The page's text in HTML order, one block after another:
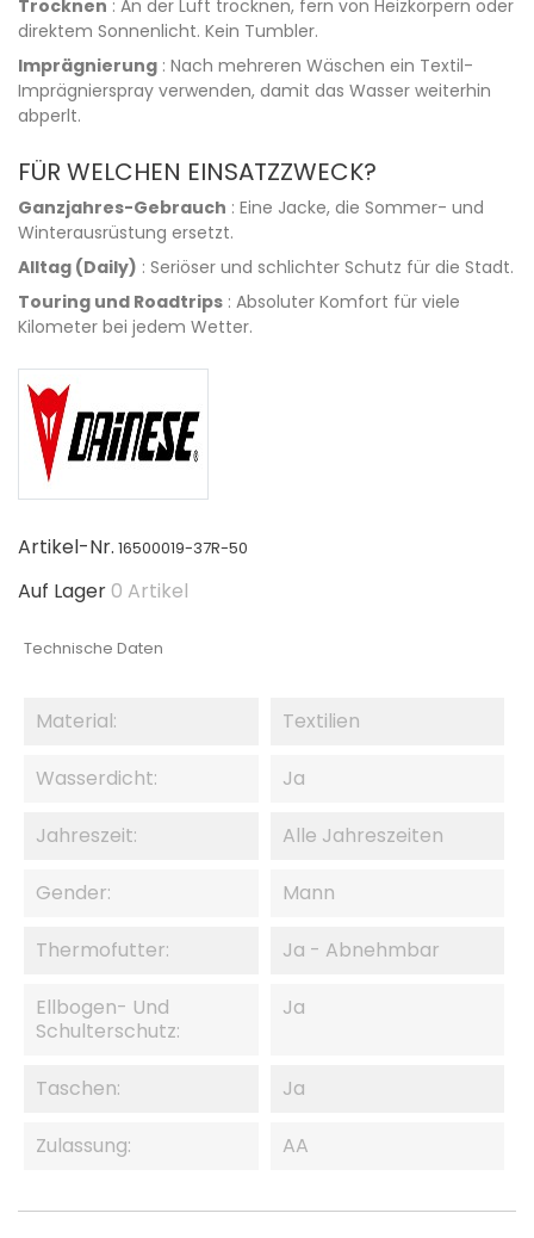
Trocknen : An der Luft trocknen, fern von Heizkörpern oder
direktem Sonnenlicht. Kein Tumbler.
Imprägnierung : Nach mehreren Wäschen ein Textil-
Imprägnierspray verwenden, damit das Wasser weiterhin
abperlt.
FÜR WELCHEN EINSATZZWECK?
Ganzjahres-Gebrauch : Eine Jacke, die Sommer- und
Winterausrüstung ersetzt.
Alltag (Daily) : Seriöser und schlichter Schutz für die Stadt.
Touring und Roadtrips : Absoluter Komfort für viele
Kilometer bei jedem Wetter.
Artikel-Nr. 16500019-37R-50
Auf Lager0 Artikel
Technische Daten
Material: Textilien
Wasserdicht: Ja
Jahreszeit: Alle Jahreszeiten
Gender: Mann
Thermofutter: Ja - Abnehmbar
Ellbogen- Und
Schulterschutz:
Ja
Taschen: Ja
Zulassung: AA